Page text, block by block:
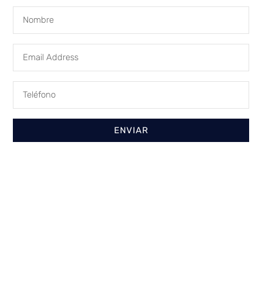
actualizaciones
ENVIAR